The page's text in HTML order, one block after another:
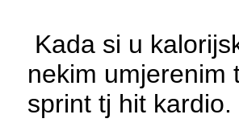
Kada si u
nekim umjerenim
sprint tj hit kardio.